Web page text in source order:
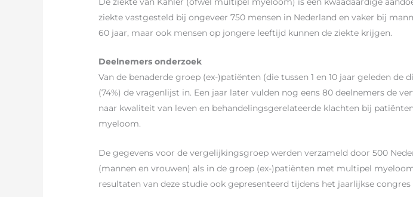
ziekte vastgesteld bij ongeveer 750 mensen in Nederland en vaker bij
60 jaar, maar ook mensen op jongere leeftijd kunnen de ziekte krijgen.
Deelnemers onderzoek
Van de benaderde groep (ex-)patiënten (die tussen 1 en 10 jaar geleden
(74%) de vragenlijst in. Een jaar later vulden nog eens 80 deelnemers de
naar kwaliteit van leven en behandelingsgerelateerde klachten bij
myeloom.
De gegevens voor de vergelijkingsgroep werden verzameld door 500
(mannen en vrouwen) als in de groep (ex-)patiënten met multipel
resultaten van deze studie ook gepresenteerd tijdens het jaarlijkse